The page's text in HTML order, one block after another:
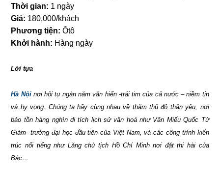
Thời gian: 1 ngày
Giá: 180,000/khách
Phương tiện:Ôtô
Khởi hành: Hàng ngày
Lời tựa
Hà Nộinơi hội tụ ngàn năm văn hiến -trái tim của cả nước – niềm tin
và hy vọng. Chúng ta hãy cùng nhau về thăm thủ đô thân yêu, nơi
bảo tồn hàng nghìn di tích lịch sử văn hoá như Văn Miếu Quốc Tử
Giám- trường đại học đầu tiên của Việt Nam, và các công trình kiến
trúc nổi tiếng như Lăng chủ tịch Hồ Chí Minh nơi đặt thi hài của
Bác…